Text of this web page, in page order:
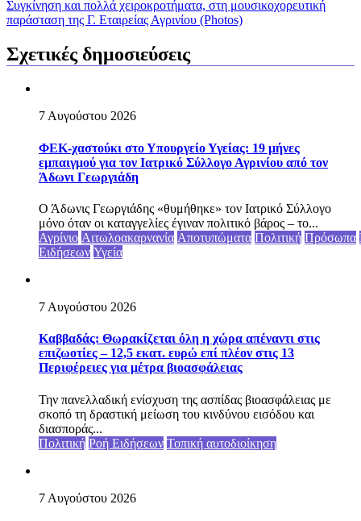
Συγκίνηση και πολλά χειροκροτήματα, στη μουσικοχορευτική
παράσταση της Γ. Εταιρείας Αγρινίου (Photos)
Σχετικές δημοσιεύσεις
7 Αυγούστου 2026
ΦΕΚ-χαστούκι στο Υπουργείο Υγείας: 19 μήνες
εμπαιγμού για τον Ιατρικό Σύλλογο Αγρινίου από τον
Άδωνι Γεωργιάδη
Ο Άδωνις Γεωργιάδης «θυμήθηκε» τον Ιατρικό Σύλλογο
μόνο όταν οι καταγγελίες έγιναν πολιτικό βάρος – το...
Αγρίνιο Αιτωλοακαρνανία Αποτυπώματα Πολιτική Πρόσωπα
Ειδήσεων Υγεία
7 Αυγούστου 2026
Καββαδάς: Θωρακίζεται όλη η χώρα απέναντι στις
επιζωοτίες – 12,5 εκατ. ευρώ επί πλέον στις 13
Περιφέρειες για μέτρα βιοασφάλειας
Την πανελλαδική ενίσχυση της ασπίδας βιοασφάλειας με
σκοπό τη δραστική μείωση του κινδύνου εισόδου και
διασποράς...
Πολιτική Ροή Ειδήσεων Τοπική αυτοδιοίκηση
7 Αυγούστου 2026